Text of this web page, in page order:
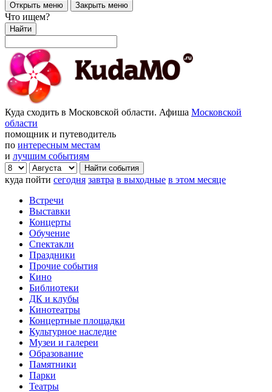
Открыть меню Закрыть меню
Что ищем?
Найти
Куда сходить в Московской области. Афиша Московской
области
помощник и путеводитель
по интересным местам
и лучшим событиям
куда пойти сегодня завтра в выходные в этом месяце
Встречи
Выставки
Концерты
Обучение
Спектакли
Праздники
Прочие события
Кино
Библиотеки
ДК и клубы
Кинотеатры
Концертные площадки
Культурное наследие
Музеи и галереи
Образование
Памятники
Парки
Театры